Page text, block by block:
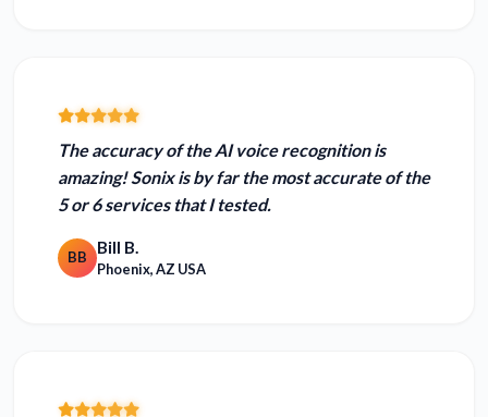
The accuracy of the AI voice recognition is
amazing! Sonix isby far the most accurateof the
5 or 6 services that I tested.
BB Bill B.
Phoenix, AZ USA